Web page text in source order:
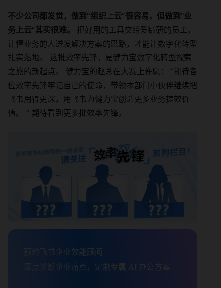
不少公司都发觉，做到“组织上云”很容易，但做到“业
务上云”其实很难。
把好用的工具交给爱钻研的员工，
让懂业务的人迸发解决方案的思路，才能让数字化转型
扎实落地。 这批效率先锋，是健力宝数字化转型探索
之旅的新起点。 健力宝的赵总在大赛上许愿： “期待各
位效率先锋牢记自己的使命，带领本部门小伙伴继续把
飞书用得更深，用飞书为健力宝创造更多业务提效价
值。 ” 期待看到更多批效率先锋。
预约飞书企业效能顾问
深度诊断企业痛点，定制专属 AI 办公方案